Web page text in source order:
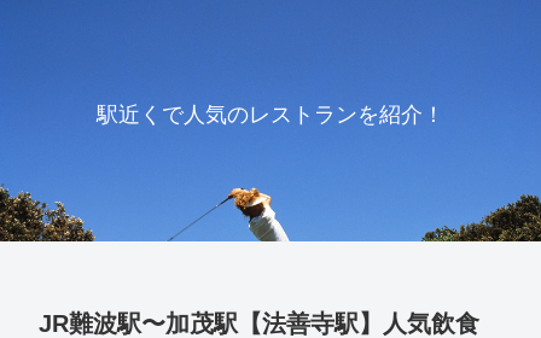
駅近くで人気のレストランを紹介！
JR難波駅〜加茂駅【法善寺駅】人気飲食